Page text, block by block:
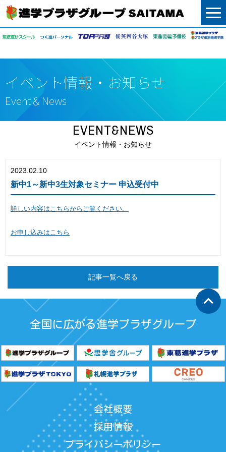
menu
イベント情報・お知らせ
Event＆News
EVENT&NEWS
イベント情報・お知らせ
2023.02.10
新中1～新中3生対象セミナー 申込受付中
詳しい内容はこちらからご覧ください。
お申し込みはこちら
記事一覧へ戻る
keyboard_arrow_up
全国に広がる進学プラザグループ
会社概要
採用情報
プライバシーポリシー